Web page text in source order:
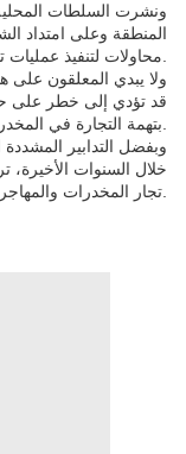
ونشرت السلطات
المنطقة وعلى امتداد
ولا يبدي المعلقون على
قد تؤدي إلى خطر على
وبفضل التدابير المشددة
خلال السنوات الأخيرة،